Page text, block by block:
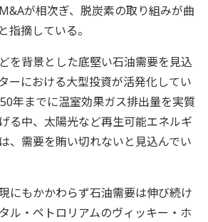
が相次ぎ、脱炭素の取り組みが曲
指摘している。
を背景とした底堅い石油需要を見込
ーにおける大型投資が活発化してい
年までに温室効果ガス排出量を実質
る中、太陽光など再生可能エネルギ
、需要を賄い切れないと見込んでい
にもかかわらず石油需要は伸び続け
ル・ペトロリアムのヴィッキー・ホ